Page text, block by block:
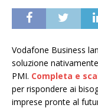
Vodafone Business
soluzione
PMI. Completa e
per rispondere ai
imprese pronte al